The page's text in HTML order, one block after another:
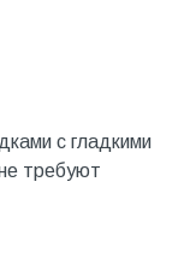
с гладкими
требуют